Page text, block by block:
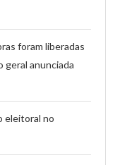
foram liberadas
geral anunciada
eleitoral no